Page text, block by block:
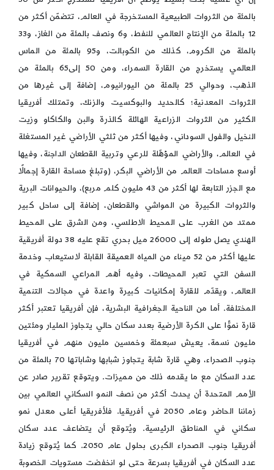
بالمئة من الثروات الطبيعية المستخرجة في العالم، تتضمّن أكثر من
12 بالمئة من الإنتاج العالمي للنفط، و6 ونصف بالمئة من الغاز، و33
بالمئة من الكروم، كذلك من الكوبالت، و95 بالمئة من الماس
العالمي يستخرج من القارة السمراء، ومن 50 إلى65 بالمئة من
الذهب، وحوالي 25 بالمئة من اليورانيوم، إضافة إلى غيرها من
الثروات المعدنية؛ كالحديد والبوكسيت والزنك، وتمتلك أفريقيا
الكثير من الثروات الزراعية الهائلة كالذرة والبن والكاكاو وزيت
النخيل والفول السوداني، وفيها أكثر من ثلثي الأراضي غير المستغلة
في العالم، والأراضي المؤهّلة للرعي وتربية القطعان الداجنة، وفيها
أوسع مساحات العالم من الأراضي البكر، (وتبلغ مساحة القارة إجمالًا
مع الجزر التابعة لها أكثر من 43 مليون كلم مربع)، والحيوانات البرية
والثروات الكبيرة من المواشي والقطعان، إضافة إلى ساحل كبير
ممتد من الغرب على المحيط الاطلسي، ومن الشرق على المحيط
الهندي يصل طوله إلى 26000 ميل بحري تقع عليه 38 دولة أفريقية
عليها أكثر من 52 ميناء من المياه العميقة القابلة لاستيعاب وخدمة
السفن التي تعبر المحيطات، وفيه أهم المراعي السمكية في
العالم، ويقدّم للقارة إمكانيات كبيرة واعدة في مجالات التنمية
المختلفة. أما من الناحية الجغرافية البشرية، فإن أفريقيا تعتبر أكثر
قارة نموًّا على الكرة الأرضية بعدد سكان حالي يتجاوز المليار ومئتين
مليون نسمة، يعيش سبعمئة وخمسين مليون منهم في أفريقيا
جنوب الصحراء، وهي قارة شابة يتجاوز شبابها وشاباتها 70 بالمئة من
عدد السكان مع ما يقدمه ذلك من مميزات. ويتوقع تقرير صادر عن
الأمم المتحدة أن يحدث أكثر من نصف النمو السكاني العالمي بين
زماننا الحاضر وعام 2050 في أفريقيا. فلأفريقيا أعلى معدل نمو
سكاني في المناطق الرئيسية. ويُتوقع أن يتضاعف عدد سكان
أفريقيا جنوب الصحراء الكبرى بحلول عام 2050. كما يُتوقع زيادة
عدد السكان في أفريقيا بسرعة حتى لو انخفضت مستويات الخصوبة